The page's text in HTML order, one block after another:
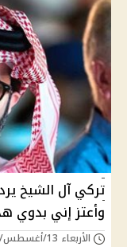
تركي آل الشيخ
وأعتز إني بدوي
الأربعاء 13/أغسطس/2025 - 05:37 م